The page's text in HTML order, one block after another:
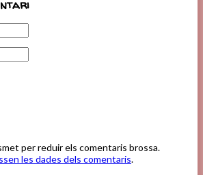
per reduir els comentaris brossa.
les dades dels comentaris.